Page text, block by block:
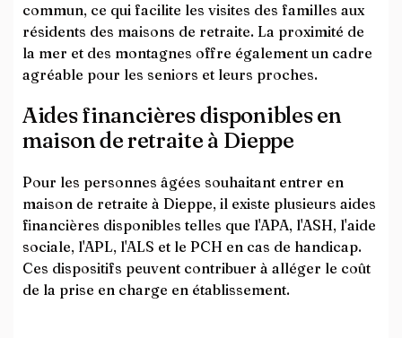
commun, ce qui facilite les visites des familles aux
résidents des maisons de retraite. La proximité de
la mer et des montagnes offre également un cadre
agréable pour les seniors et leurs proches.
Aides financières disponibles en
maison de retraite à Dieppe
Pour les personnes âgées souhaitant entrer en
maison de retraite à Dieppe, il existe plusieurs aides
financières disponibles telles que l'APA, l'ASH, l'aide
sociale, l'APL, l'ALS et le PCH en cas de handicap.
Ces dispositifs peuvent contribuer à alléger le coût
de la prise en charge en établissement.